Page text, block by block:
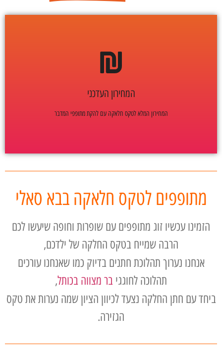
המחירון העדכני
המחירון המלא לטקס חלאקה עם להקת מתופפי המדבר
מתופפים לטקס חלאקה בבא סאלי
הזמינו עכשיו זוג מתופפים עם שופרות וחופה שיעשו לכם
הרבה שמייח בטקס החלקה של ילדכם,
אנחנו נערוך תהלוכת חתנים בדיוק כמו שאנחנו עורכים
תהלוכה לחוגגי בר מצווה בכותל,
ביחד עם חתן החלקה נצעד לכיוון הציון שמה נערות את טקס
הגזירה.